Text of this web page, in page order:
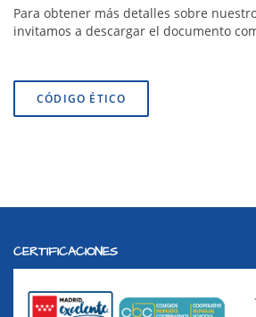
Para obtener más detalles sobre
invitamos a descargar el documento
CÓDIGO ÉTICO
CERTIFICACIONES